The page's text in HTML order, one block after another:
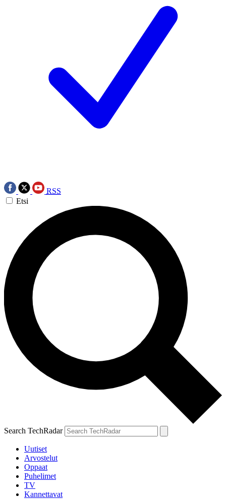
RSS
Etsi
Search TechRadar
Uutiset
Arvostelut
Oppaat
Puhelimet
TV
Kannettavat